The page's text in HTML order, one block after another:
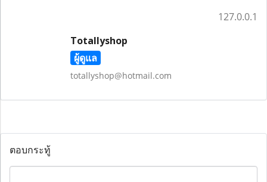
127.0.0.1
Totallyshop
ผู้ดูแล
totallyshop@hotmail.com
ตอบกระทู้